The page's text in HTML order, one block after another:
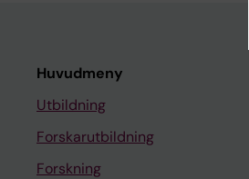
Huvudmeny
Utbildning
Forskarutbildning
Forskning